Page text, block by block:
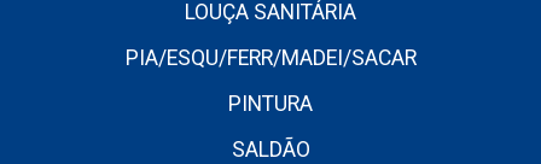
LOUÇA SANITÁRIA
PIA/ESQU/FERR/MADEI/SACAR
PINTURA
SALDÃO